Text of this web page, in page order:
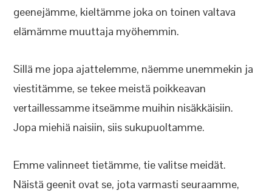
geenejämme, kieltämme joka on toinen valtava
elämämme muuttaja myöhemmin.
Sillä me jopa ajattelemme, näemme unemmekin ja
viestitämme, se tekee meistä poikkeavan
vertaillessamme itseämme muihin nisäkkäisiin.
Jopa miehiä naisiin, siis sukupuoltamme.
Emme valinneet tietämme, tie valitse meidät.
Näistä geenit ovat se, jota varmasti seuraamme,